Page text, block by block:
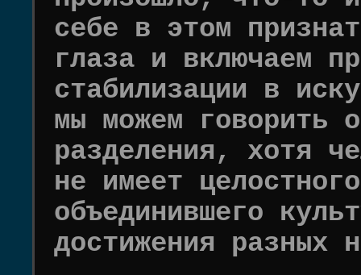
себе в этом
глаза и включаем
стабилизации в
мы можем говорить
разделения, хотя
не имеет
объединившего
достижения разных